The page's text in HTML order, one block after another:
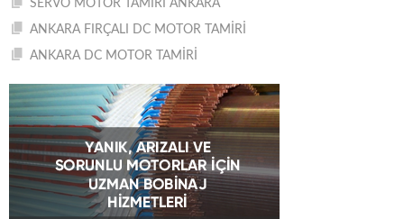
SERVO MOTOR TAMİRİ ANKARA
ANKARA FIRÇALI DC MOTOR TAMİRİ
ANKARA DC MOTOR TAMİRİ